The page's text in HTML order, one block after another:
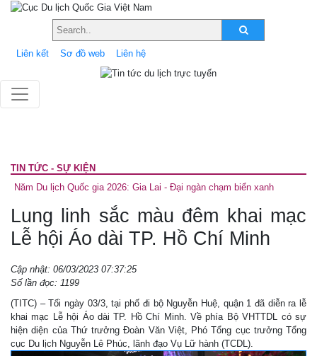
Liên kết Sơ đồ web Liên hệ
TIN TỨC - SỰ KIỆN
Năm Du lịch Quốc gia 2026: Gia Lai - Đại ngàn chạm biển xanh
Lung linh sắc màu đêm khai mạc
Lễ hội Áo dài TP. Hồ Chí Minh
Cập nhật: 06/03/2023 07:37:25
Số lần đọc: 1199
(TITC) – Tối ngày 03/3, tại phố đi bộ Nguyễn Huệ, quận 1 đã diễn ra lễ
khai mạc Lễ hội Áo dài TP. Hồ Chí Minh. Về phía Bộ VHTTDL có sự
hiện diện của Thứ trưởng Đoàn Văn Việt, Phó Tổng cục trưởng Tổng
cục Du lịch Nguyễn Lê Phúc, lãnh đạo Vụ Lữ hành (TCDL).